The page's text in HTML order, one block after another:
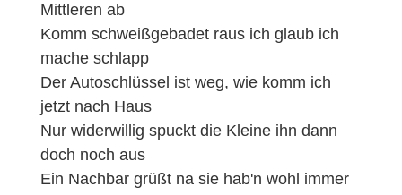
Mittleren ab
Komm schweißgebadet raus ich glaub ich
mache schlapp
Der Autoschlüssel ist weg, wie komm ich
jetzt nach Haus
Nur widerwillig spuckt die Kleine ihn dann
doch noch aus
Ein Nachbar grüßt na sie hab'n wohl immer